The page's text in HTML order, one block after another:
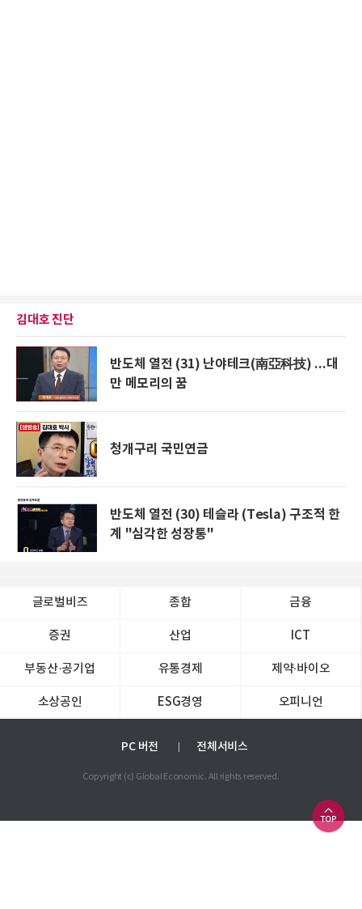
김대호 진단
반도체 열전 (31) 난야테크(南亞科技) ...대
만 메모리의 꿈
청개구리 국민연금
반도체 열전 (30) 테슬라 (Tesla) 구조적 한
계 "심각한 성장통"
글로벌비즈 종합 금융
증권 산업 ICT
부동산·공기업 유통경제 제약∙바이오
소상공인 ESG경영 오피니언
PC 버전 전체서비스
Copyright (c) Global Economic. All rights reserved.